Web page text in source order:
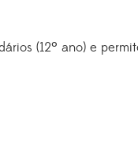
(12º ano) e